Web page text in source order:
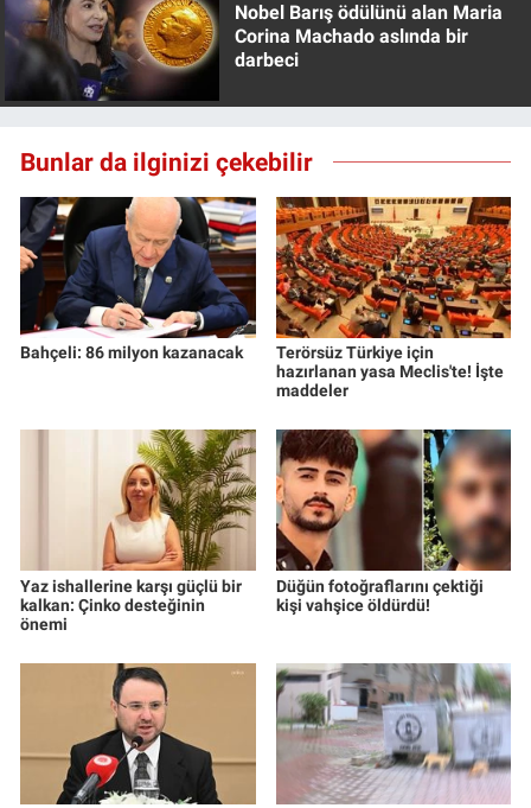
Nobel Barış ödülünü alan Maria
Corina Machado aslında bir
darbeci
Bunlar da ilginizi çekebilir
Bahçeli: 86 milyon kazanacak
Terörsüz Türkiye için
hazırlanan yasa Meclis'te! İşte
maddeler
Yaz ishallerine karşı güçlü bir
kalkan: Çinko desteğinin
önemi
Düğün fotoğraflarını çektiği
kişi vahşice öldürdü!